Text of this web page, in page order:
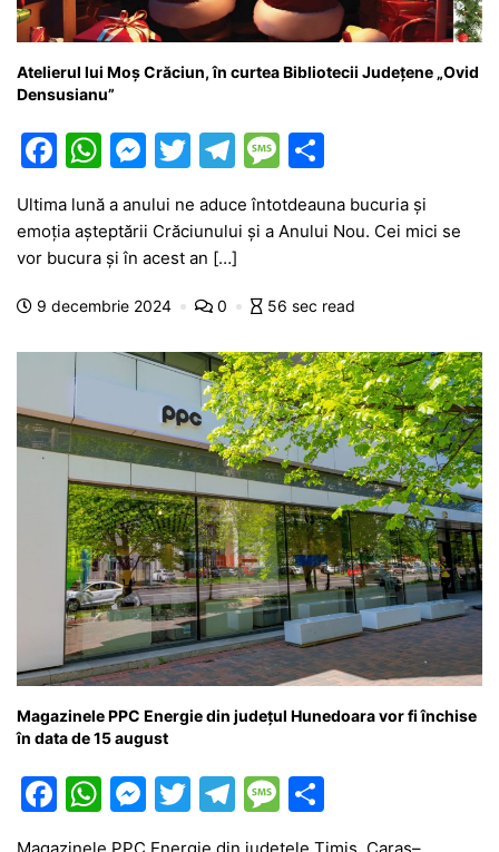
Atelierul lui Moș Crăciun, în curtea Bibliotecii Județene „Ovid
Densusianu”
F
c
e
b
o
o
k
W
at
s
A
p
p
M
s
s
e
g
er
T
itt
er
T
el
e
gr
a
m
M
s
a
g
e
ta
a
z
ă
Ultima lună a anului ne aduce întotdeauna bucuria și
emoția așteptării Crăciunului și a Anului Nou. Cei mici se
vor bucura și în acest an […]
9 decembrie 2024 0 56 sec read
Magazinele PPC Energie din judeţul Hunedoara vor fi închise
în data de 15 august
F
a
W M T
w
T
el
M
ar